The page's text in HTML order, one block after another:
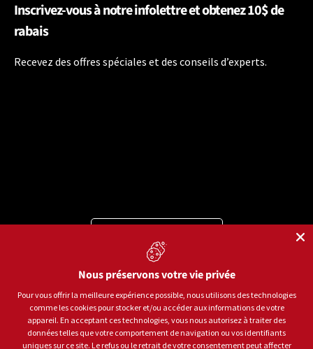
Inscrivez-vous à notre infolettre et obtenez 10$ de
rabais
Recevez des offres spéciales et des conseils d’experts.
Moyens de paiement acceptés
Langue
© 2026Sports aux Puces Rive-Sud.Tous droits réservés.
Nous préservons votre vie privée
Pour vous offrir la meilleure expérience possible, nous utilisons des technologies
comme les cookies pour stocker et/ou accéder aux informations de votre
appareil. En acceptant ces technologies, vous nous autorisez à traiter des
données telles que votre comportement de navigation ou vos identifiants
uniques sur ce site. Le refus ou le retrait de votre consentement peut affecter